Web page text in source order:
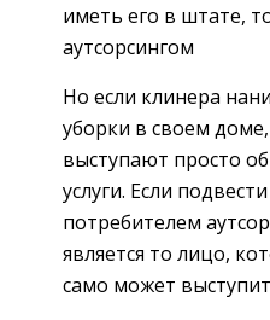
иметь его в штате,
аутсорсингом
Но если клинера
уборки в своем
выступают просто
услуги. Если
потребителем
является то лицо,
само может